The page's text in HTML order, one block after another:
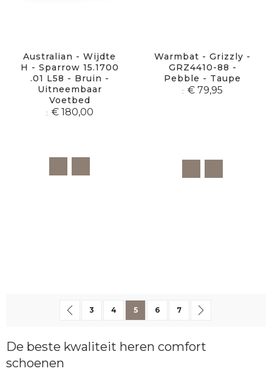
Australian - Wijdte
H - Sparrow 15.1700
.01 L58 - Bruin -
Uitneembaar
Voetbed
€ 180,00
Warmbat - Grizzly -
GRZ4410-88 -
Pebble - Taupe
€ 79,95
Pagina
Pagina
Vorige
Pagina
3 Pagina
4 U lees momenteel pagina
5 Pagina
6 Pagina
7
De beste kwaliteit heren comfort
schoenen